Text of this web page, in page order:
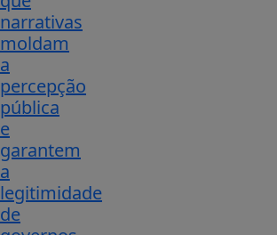
narrativas
moldam
a
percepção
pública
e
garantem
a
legitimidade
de